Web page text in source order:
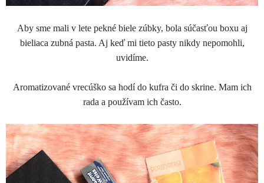
Aby sme mali v lete pekné biele zúbky, bola súčasťou boxu aj
bieliaca zubná pasta. Aj keď mi tieto pasty nikdy nepomohli,
uvidíme.
Aromatizované vrecúško sa hodí do kufra či do skrine. Mam ich
rada a používam ich často.